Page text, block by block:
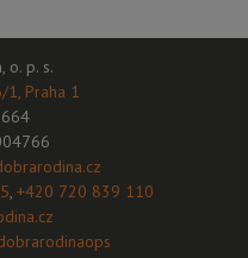
o. p. s.
1, Praha 1
, +420 720 839 110